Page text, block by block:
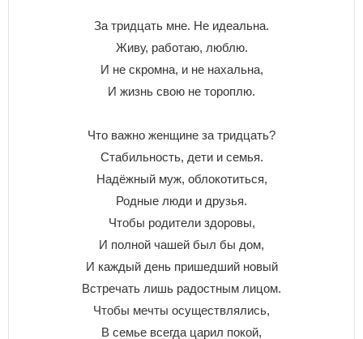
За тридцать мне. Не идеальна.
Живу, работаю, люблю.
И не скромна, и не нахальна,
И жизнь свою не тороплю.
Что важно женщине за тридцать?
Стабильность, дети и семья.
Надёжный муж, облокотиться,
Родные люди и друзья.
Чтобы родители здоровы,
И полной чашей был бы дом,
И каждый день пришедший новый
Встречать лишь радостным лицом.
Чтобы мечты осуществлялись,
В семье всегда царил покой,